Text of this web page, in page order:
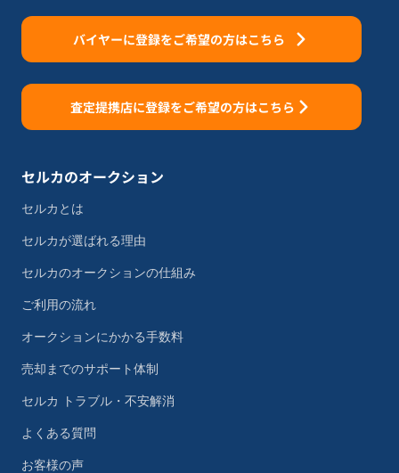
バイヤーに登録をご希望の方はこちら
査定提携店に登録をご希望の方はこちら
セルカのオークション
セルカとは
セルカが選ばれる理由
セルカのオークションの仕組み
ご利用の流れ
オークションにかかる手数料
売却までのサポート体制
セルカ トラブル・不安解消
よくある質問
お客様の声